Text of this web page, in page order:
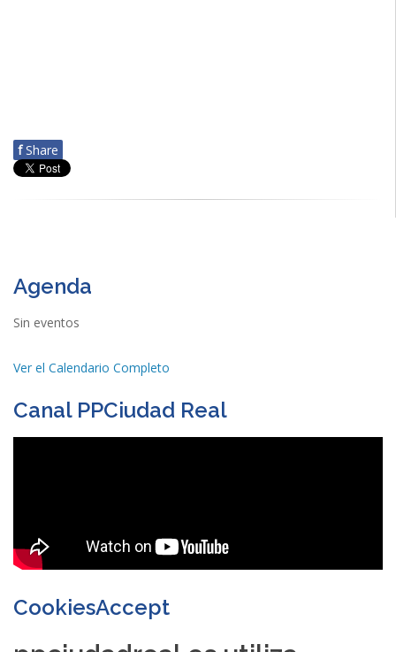
f Share
Agenda
Sin eventos
Ver el Calendario Completo
Canal PPCiudad Real
CookiesAccept